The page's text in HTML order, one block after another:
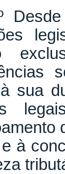
sua
à